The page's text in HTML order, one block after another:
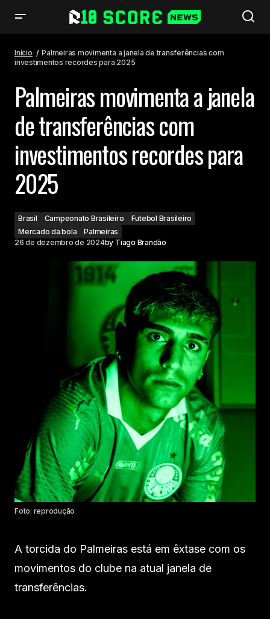
recordes para 2025
Início
Palmeiras movimenta a janela de transferências com
investimentos recordes para 2025
Palmeiras movimenta a janela
de transferências com
investimentos recordes para
2025
Brasil Campeonato Brasileiro
Futebol Brasileiro
Mercado da bola
Palmeiras
26 de dezembro de 2024by Tiago Brandão
Foto: reprodução
A torcida do Palmeiras está em êxtase com os
movimentos do clube na atual janela de
transferências.